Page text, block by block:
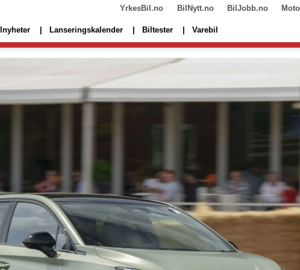
YrkesBil.no BilNytt.no BilJobb.no
Lanseringskalender Biltester Varebil